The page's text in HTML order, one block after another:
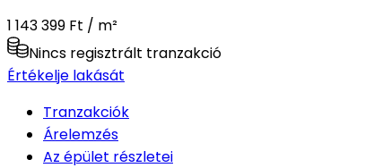
1 143 399 Ft / m²
Nincs regisztrált tranzakció
Értékelje lakását
Tranzakciók
Árelemzés
Az épület részletei